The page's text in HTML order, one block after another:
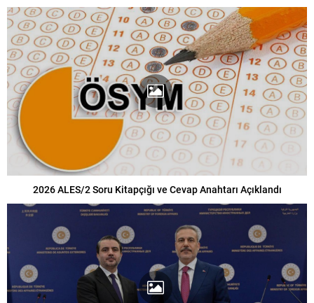
2026 ALES/2 Soru Kitapçığı ve Cevap Anahtarı Açıklandı